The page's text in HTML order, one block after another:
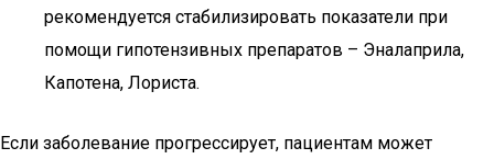
рекомендуется стабилизировать показатели при
помощи гипотензивных препаратов – Эналаприла,
Капотена, Лориста.
Если заболевание прогрессирует, пациентам может